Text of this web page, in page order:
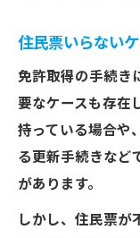
住民票いらない
免許取得の手続き
要なケースも存在
持っている場合や
る更新手続きなど
があります。
しかし、住民票が